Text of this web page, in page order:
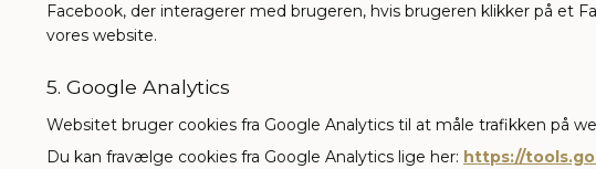
Facebook, der interagerer med brugeren, hvis brugeren klikker på et
vores website.
5. Google Analytics
Websitet bruger cookies fra Google Analytics til at måle trafikken på
Du kan fravælge cookies fra Google Analytics lige her: https://